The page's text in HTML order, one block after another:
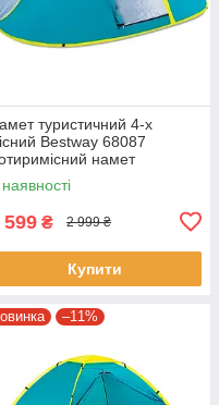
туристичний 4-х
Bestway 68087
намет
см
599 ₴ 2 999 ₴
Купити
–11%